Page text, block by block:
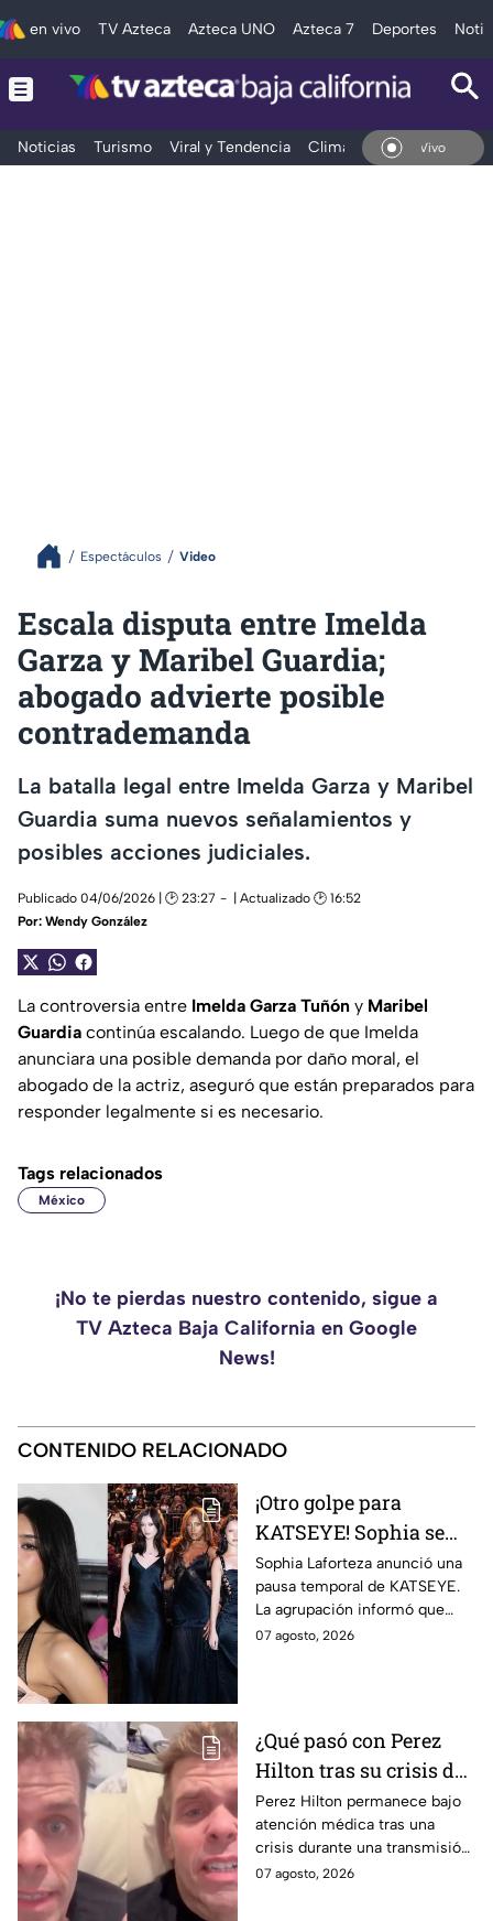
en vivo TV Azteca Azteca UNO Azteca 7 Deportes
Noticias Turismo Viral y Tendencia Clima Deportes
En Vivo
Espectáculos Video
Escala disputa entre Imelda
Garza y Maribel Guardia;
abogado advierte posible
contrademanda
La batalla legal entre Imelda Garza y Maribel
Guardia suma nuevos señalamientos y
posibles acciones judiciales.
Publicado 04/06/2026 | 🕑 23:27
| Actualizado 🕑 16:52
Por: Wendy González
La controversia entre Imelda Garza Tuñón y Maribel
Guardia continúa escalando. Luego de que Imelda
anunciara una posible demanda por daño moral, el
abogado de la actriz, aseguró que están preparados para
responder legalmente si es necesario.
Tags relacionados
México
¡No te pierdas nuestro contenido, sigue a
TV Azteca Baja California en Google
News!
CONTENIDO RELACIONADO
¡Otro golpe para
KATSEYE! Sophia se
aleja del grupo seis
meses después de la
salida de Manon; solo
quedan cuatro
Sophia Laforteza anunció una
pausa temporal de KATSEYE.
La agrupación informó que
priorizarán su salud y
07 agosto, 2026
¿Qué pasó con Perez
Hilton tras su crisis de
salud en vivo? Su
familia revela nuevos
detalles sobre su
recuperación | VIDEO
Perez Hilton permanece bajo
atención médica tras una
crisis durante una transmisión
en vivo; su familia informó
07 agosto, 2026